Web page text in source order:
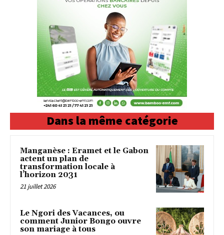
Dans la même catégorie
Manganèse : Eramet et le Gabon
actent un plan de
transformation locale à
l’horizon 2031
21 juillet 2026
‎Le Ngori des Vacances, ou
comment Junior Bongo ouvre
son mariage à tous